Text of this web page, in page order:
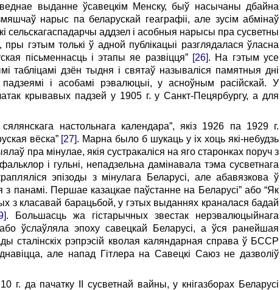
выданне ўсавецкім Менску, быў насычаны дбайна
нарыс па беларускай геаграфіі, але зусім абмінаў
сельскагаспадарчы аддзел і асобныя нарысы пра сусветны
гэтым толькі ў адной публікацыі разглядалася ўласна
пісьменнасць і этапы яе развіцця” [26]. На гэтым усе
дзён тыдня і святаў называліся памятныя дні
і асобамі рэвалюцыі, у асноўным расійскай. У
крывавых падзей у 1905 г. у Санкт-Пецярбургу, а для
настольнага календара”, якіз 1926 па 1929 г.
вёска” [27]. Марна было б шукаць у іх хоць які-небудзь
пра мінулае, якія сустракаліся на яго старонках поруч з
і гульні, непадзельна дамінавала тэма сусветнага
эпізоды з мінулага Беларусі, але абавязкова ў
панамі. Першае казацкае паўстанне на Беларусі” або “Як
з класавай барацьбой, у гэтых выданнях краналася бадай
. Большасць жа гістарычных звестак нерэвалюцыйнага
ўслаўляла эпоху савецкай Беларусі, а ўся ранейшая
сталінскіх рэпрэсій кволая каляндарная справа ў БССР
але напад Гітлера на Савецкі Саюз не дазволіў
г. да пачатку ІІ сусветнай вайны, у кнігазборах Беларусі